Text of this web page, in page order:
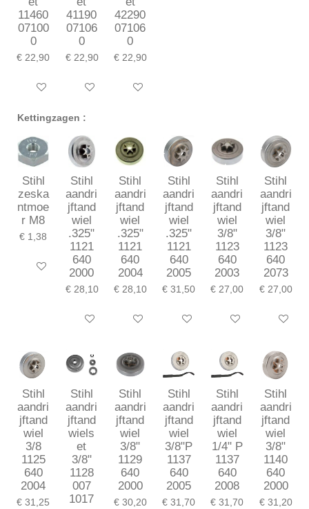
11460
07100
0
€ 22,90
In winkelwagen
41190
07106
0
€ 22,90
In winkelwagen
42290
07106
0
€ 22,90
In winkelwagen
Kettingzagen :
Stihl
zeska
ntmoe
r M8
€ 1,38
In winkelwagen
Stihl
aandri
jftand
wiel
.325"
1121
640
2000
€ 28,10
In winkelwagen
Stihl
aandri
jftand
wiel
.325"
1121
640
2004
€ 28,10
In winkelwagen
Stihl
aandri
jftand
wiel
.325"
1121
640
2005
€ 31,50
In winkelwagen
Stihl
aandri
jftand
wiel
3/8"
1123
640
2003
€ 27,00
In winkelwagen
Stihl
aandri
jftand
wiel
3/8"
1123
640
2073
€ 27,00
In
Stihl
aandri
jftand
wiel
3/8
1125
640
2004
€ 31,25
Stihl
aandri
jftand
wiels
et
3/8"
1128
007
1017
Stihl
aandri
jftand
wiel
3/8"
1129
640
2000
€ 30,20
Stihl
aandri
jftand
wiel
3/8"P
1137
640
2005
€ 31,70
Stihl
aandri
jftand
wiel
1/4" P
1137
640
2008
€ 31,70
Stihl
aandri
jftand
wiel
3/8"
1140
640
2000
€ 31,20